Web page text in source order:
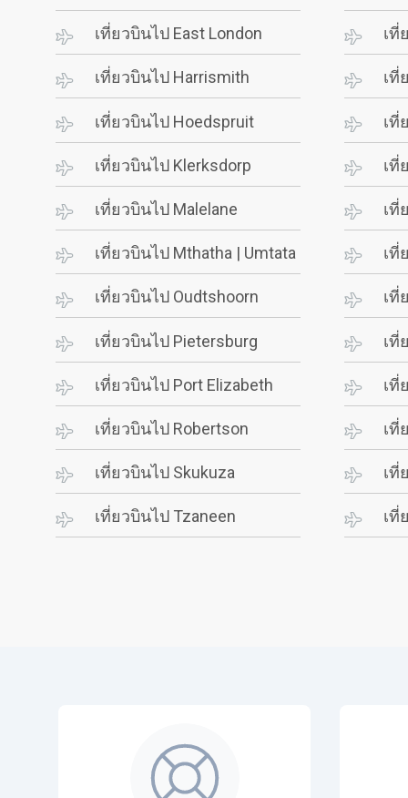
เที่ยวบินไป East London เที่
เที่ยวบินไป Harrismith เที่
เที่ยวบินไป Hoedspruit เที่
เที่ยวบินไป Klerksdorp เที่
เที่ยวบินไป Malelane เที่
เที่ยวบินไป Mthatha | Umtata เที่
เที่ยวบินไป Oudtshoorn เที่
เที่ยวบินไป Pietersburg เที่
เที่ยวบินไป Port Elizabeth เที่
เที่ยวบินไป Robertson เที่
เที่ยวบินไป Skukuza เที่
เที่ยวบินไป Tzaneen เที่